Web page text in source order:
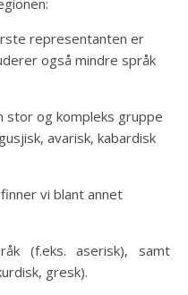
representanten er
også mindre språk
stor og kompleks gruppe
avarisk, kabardisk
vi blant annet
(f.eks. aserisk), samt
gresk).